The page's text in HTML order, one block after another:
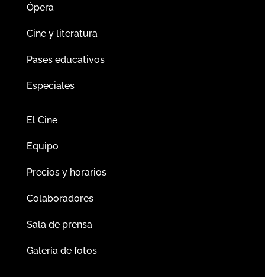
Ópera
Cine y literatura
Pases educativos
Especiales
El Cine
Equipo
Precios y horarios
Colaboradores
Sala de prensa
Galería de fotos